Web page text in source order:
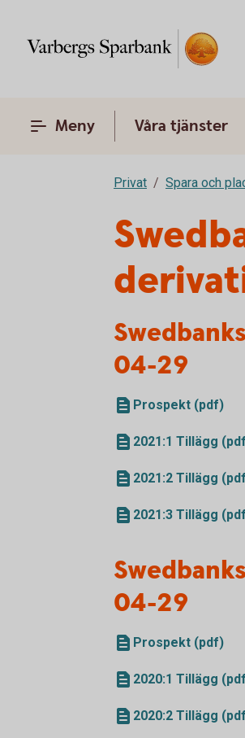
Meny Våra tjänster
Privat Spara och
04-29
Prospekt (pdf)
2021:1 Tillägg
2021:2 Tillägg
2021:3 Tillägg
04-29
Prospekt (pdf)
2020:1 Tillägg
2020:2 Tillägg